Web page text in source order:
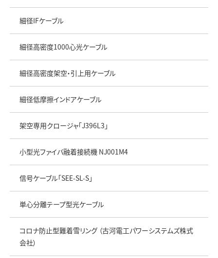
細径IFケーブル
細径高密度1000心光ケーブル
細径高密度架空・引上用ケーブル
細径低摩擦インドアケーブル
架空専用クロージャ「J396L3」
小型光ファイバ融着接続機 NJ001M4
信号ケーブル「SEE-SL-S」
単心分離テープ型光ケーブル
コロナ防止型難着雪リング （古河電工パワーシステムズ株式
会社）